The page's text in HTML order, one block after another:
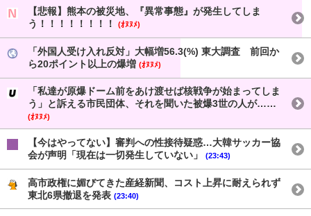
【悲報】熊本の被災地、『異常事態』が発生してしま
う！！！！！！！！
(ｵﾇﾇﾒ)
「外国人受け入れ反対」大幅増56.3(%) 東大調査 前回か
ら20ポイント以上の爆増 (ｵﾇﾇﾒ)
「私達が原爆ドーム前をあけ渡せば核戦争が始まってしま
う」と訴える市民団体、それを聞いた被爆3世の人が……
(ｵﾇﾇﾒ)
【今はやってない】審判への性接待疑惑…大韓サッカー協
会が声明「現在は一切発生していない」
(23:43)
高市政権に媚びてきた産経新聞、コスト上昇に耐えられず
東北6県撤退を発表 (23:40)